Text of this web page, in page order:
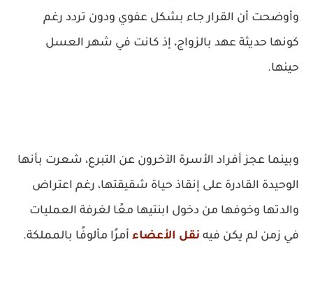
وأوضحت أن القرار جاء بشكل عفوي ودون تردد رغم
كونها حديثة عهد بالزواج، إذ كانت في شهر العسل
حينها.
وبينما عجز أفراد الأسرة الآخرون عن التبرع، شعرت بأنها
الوحيدة القادرة على إنقاذ حياة شقيقتها، رغم اعتراض
والدتها وخوفها من دخول ابنتيها معًا لغرفة العمليات
في زمن لم يكن فيه نقل الأعضاء أمرًا مألوفًا بالمملكة.